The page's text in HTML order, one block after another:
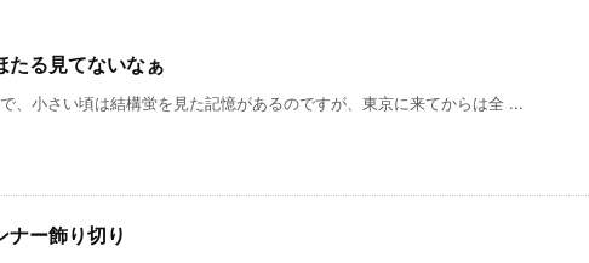
たる見てないなぁ
、小さい頃は結構蛍を見た記憶があるのですが、東京に来てからは全 ...
ナー飾り切り